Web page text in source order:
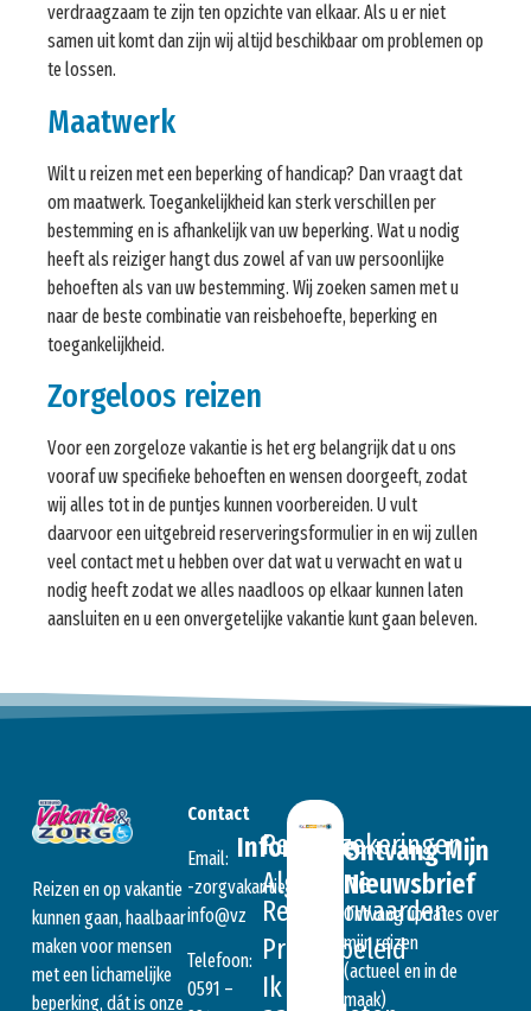
verdraagzaam te zijn ten opzichte van elkaar. Als u er niet
samen uit komt dan zijn wij altijd beschikbaar om problemen op
te lossen.
Maatwerk
Wilt u reizen met een beperking of handicap? Dan vraagt dat
om maatwerk. Toegankelijkheid kan sterk verschillen per
bestemming en is afhankelijk van uw beperking. Wat u nodig
heeft als reiziger hangt dus zowel af van uw persoonlijke
behoeften als van uw bestemming. Wij zoeken samen met u
naar de beste combinatie van reisbehoefte, beperking en
toegankelijkheid.
Zorgeloos reizen
Voor een zorgeloze vakantie is het erg belangrijk dat u ons
vooraf uw specifieke behoeften en wensen doorgeeft, zodat
wij alles tot in de puntjes kunnen voorbereiden. U vult
daarvoor een uitgebreid reserveringsformulier in en wij zullen
veel contact met u hebben over dat wat u verwacht en wat u
nodig heeft zodat we alles naadloos op elkaar kunnen laten
aansluiten en u een onvergetelijke vakantie kunt gaan beleven.
Reizen en op vakantie
kunnen gaan, haalbaar
maken voor mensen
met een lichamelijke
beperking, dát is onze
Contact
Email:
ln.seitnakavgroz-
zv
@ofni
Telefoon:
0591 –
Informatie
Reisverzekeringen
Algemene
Reisvoorwaarden
Privacybeleid
Ik ben
Ontvang Mijn
Nieuwsbrief
Ontvang updates over
mijn reizen
(actueel en in de
maak)